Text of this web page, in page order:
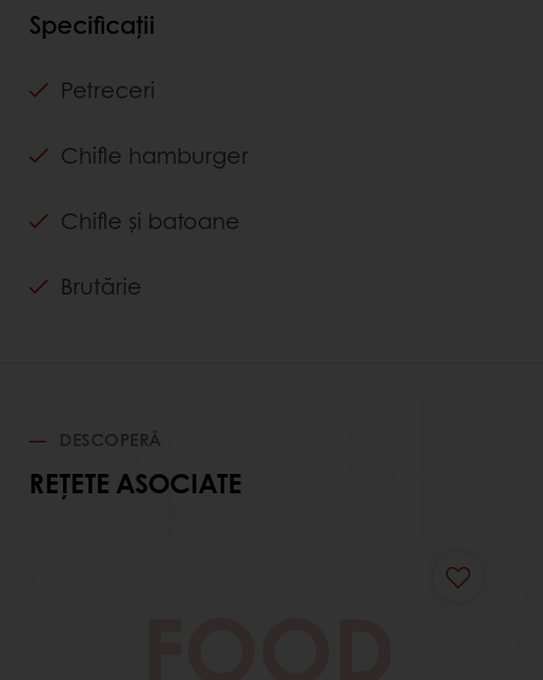
Specificații
Petreceri
Chifle hamburger
Chifle și batoane
Brutărie
DESCOPERĂ
REȚETE ASOCIATE